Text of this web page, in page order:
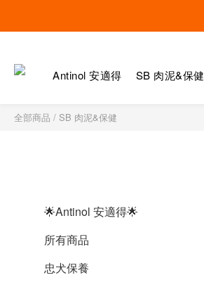
Antinol 安適得 SB 肉泥&保健
全部商品 / SB 肉泥&保健
🌟Antinol 安適得🌟
所有商品
忠犬保養